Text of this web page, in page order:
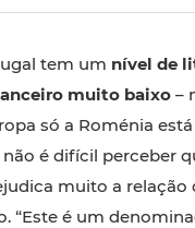
tem um nível de
muito baixo –
só a Roménia
não é difícil perceber
muito a relação
“Este é um